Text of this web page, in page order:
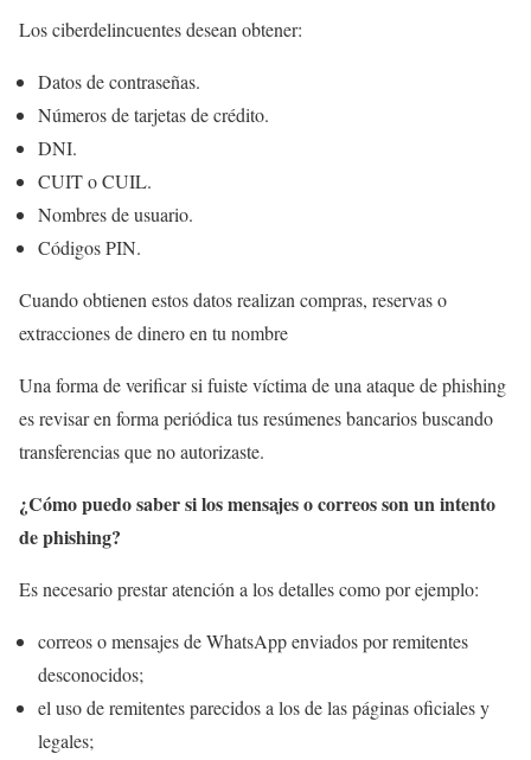
Los ciberdelincuentes desean obtener:
Datos de contraseñas.
Números de tarjetas de crédito.
DNI.
CUIT o CUIL.
Nombres de usuario.
Códigos PIN.
Cuando obtienen estos datos realizan compras, reservas o
extracciones de dinero en tu nombre
Una forma de verificar si fuiste víctima de una ataque de phishing
es revisar en forma periódica tus resúmenes bancarios buscando
transferencias que no autorizaste.
¿Cómo puedo saber si los mensajes o correos son un intento
de phishing?
Es necesario prestar atención a los detalles como por ejemplo:
correos o mensajes de WhatsApp enviados por remitentes
desconocidos;
el uso de remitentes parecidos a los de las páginas oficiales y
legales;